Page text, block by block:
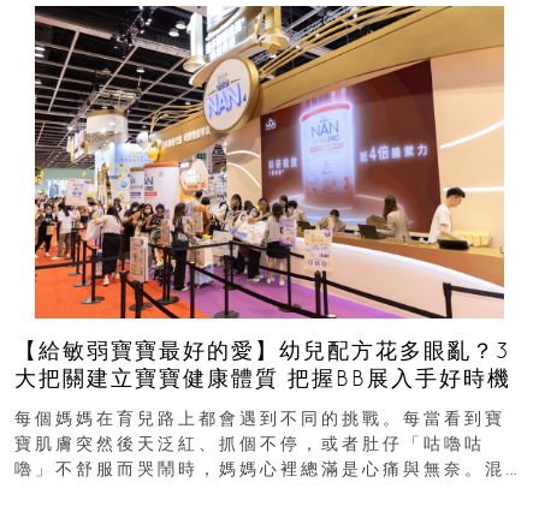
【給敏弱寶寶最好的愛】幼兒配方花多眼亂？3
大把關建立寶寶健康體質 把握BB展入手好時機
每個媽媽在育兒路上都會遇到不同的挑戰。每當看到寶
寶肌膚突然後天泛紅、抓個不停，或者肚仔「咕嚕咕
嚕」不舒服而哭鬧時，媽媽心裡總滿是心痛與無奈。混